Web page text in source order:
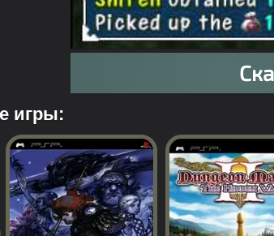
игры: